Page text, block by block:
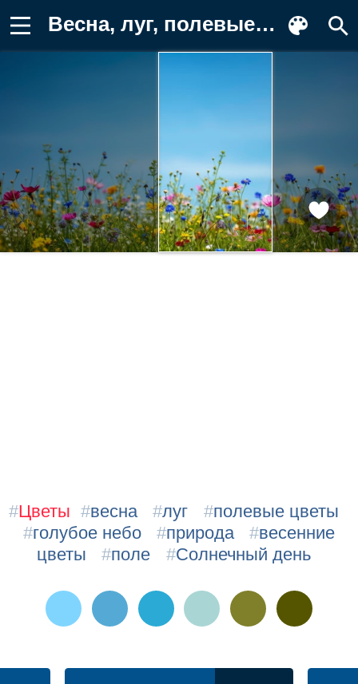
Весна, луг, полевые цветы, голубое Фон для телефона
#Цветы #весна #луг #полевые цветы
#голубое небо #природа #весенние
цветы
#поле #Солнечный день